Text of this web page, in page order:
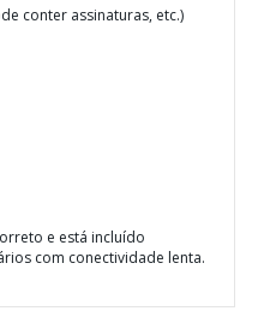
conter assinaturas, etc.)
e está incluído
com conectividade lenta.